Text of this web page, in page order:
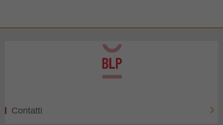
Contatti